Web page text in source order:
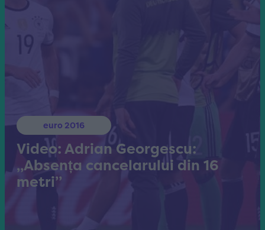
euro 2016
Video: Adrian Georgescu:
„Absența cancelarului din 16
metri”